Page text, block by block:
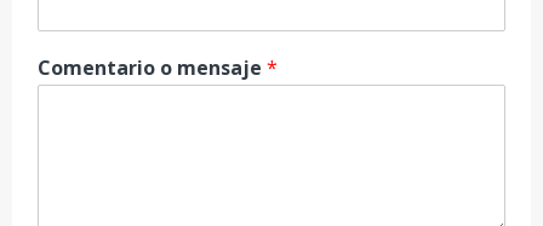
Comentario o mensaje *